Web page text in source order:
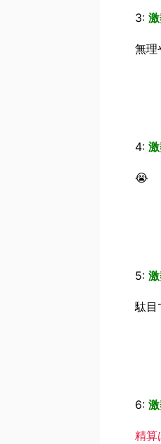
3:
無理
4:
😭
5:
駄目
6:
精算